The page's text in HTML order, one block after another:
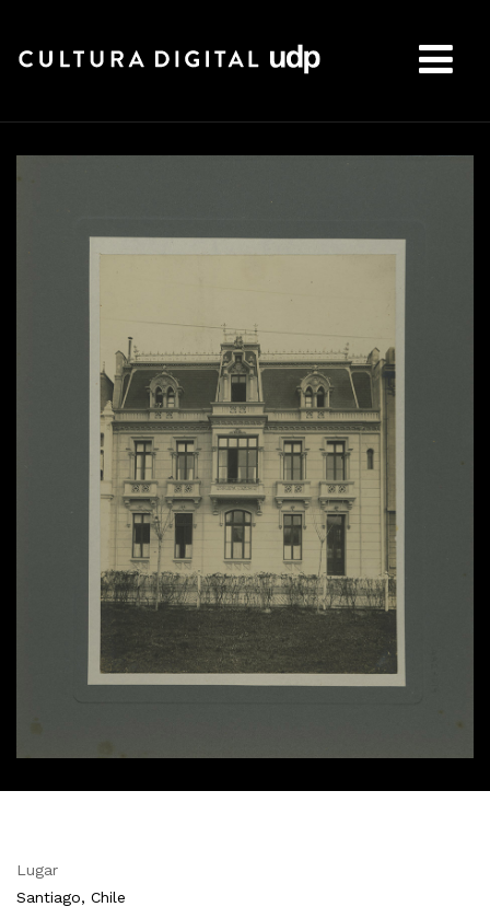
Lugar
Santiago, Chile